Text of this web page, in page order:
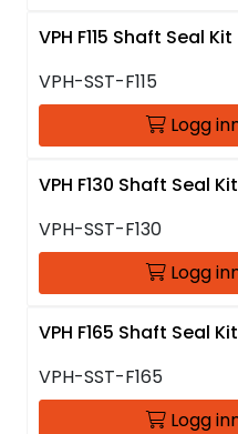
VPH F115 Shaft Seal Kit
VPH-SST-F115
Logg
VPH F130 Shaft Seal Kit
VPH-SST-F130
Logg
VPH F165 Shaft Seal Kit
VPH-SST-F165
Logg